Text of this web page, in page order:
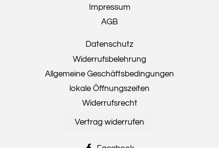
Impressum
AGB
Datenschutz
Widerrufsbelehrung
Allgemeine Geschäftsbedingungen
lokale Öffnungszeiten
Widerrufsrecht
Vertrag widerrufen